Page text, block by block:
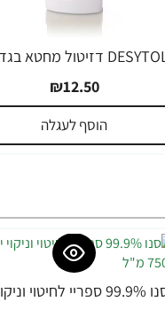
₪12.50
הוסף לעגלה